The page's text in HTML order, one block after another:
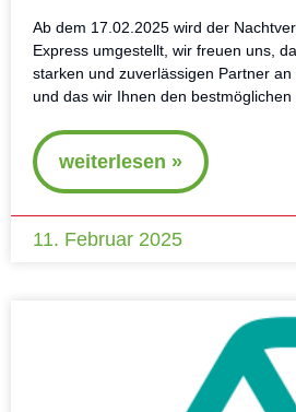
Ab dem 17.02.2025 wird der
Express umgestellt, wir freuen uns,
starken und zuverlässigen Partner
und das wir Ihnen den bestmöglichen
weiterlesen »
11. Februar 2025